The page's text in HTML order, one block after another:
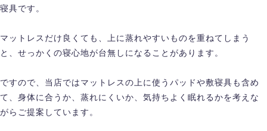
寝具です。
マットレスだけ良くても、上に蒸れやすいものを重ねてしまう
と、せっかくの寝心地が台無しになることがあります。
ですので、当店ではマットレスの上に使うパッドや敷寝具も含め
て、身体に合うか、蒸れにくいか、気持ちよく眠れるかを考えな
がらご提案しています。